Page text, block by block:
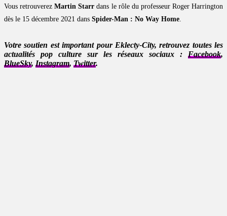
Vous retrouverezMartin Starr dans le rôle du professeur Roger Harrington
dès le 15 décembre 2021 dans Spider-Man : No Way Home
Votre soutien est important pour Eklecty-City, retrouvez toutes les
actualités pop culture sur les réseaux sociaux : Facebook,
BlueSky, Instagram, Twitter.